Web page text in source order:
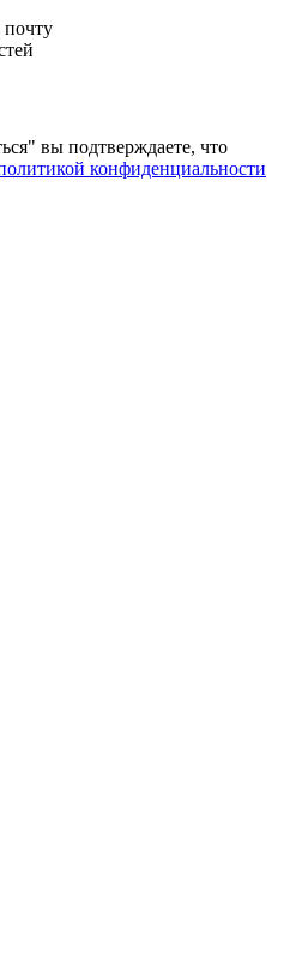
вы подтверждаете, что
конфиденциальности